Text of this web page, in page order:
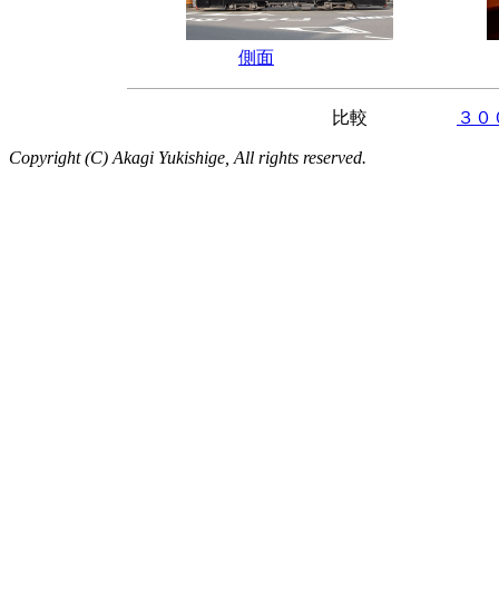
側面
比較 ３０
Copyright (C) Akagi Yukishige, All rights reserved.